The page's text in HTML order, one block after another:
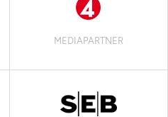
MEDIAPARTNER